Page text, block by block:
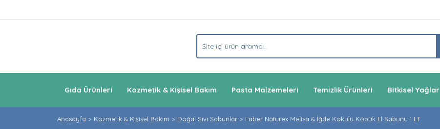
Gıda Ürünleri Kozmetik & Kişisel Bakım Pasta Malzemeleri Temizlik Ürünleri Bitkisel Yağlar
Anasayfa Kozmetik & Kişisel Bakım Doğal Sıvı Sabunlar Faber Naturex Melisa & İğde Kokulu Köpük El Sabunu 1 LT